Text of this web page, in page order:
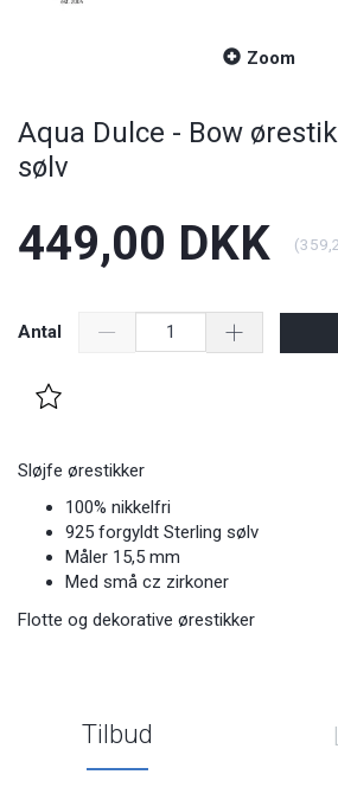
Zoom
Aqua Dulce - Bow
sølv
449,00 DKK (
Antal
Sløjfe ørestikker
100% nikkelfri
925 forgyldt Sterling sølv
Måler 15,5 mm
Med små cz zirkoner
Flotte og dekorative ørestikker
Tilbud